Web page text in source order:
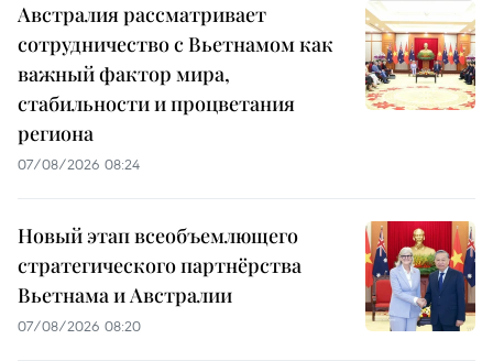
Австралия рассматривает
сотрудничество с Вьетнамом как
важный фактор мира,
стабильности и процветания
региона
07/08/2026 08:24
Новый этап всеобъемлющего
стратегического партнёрства
Вьетнама и Австралии
07/08/2026 08:20